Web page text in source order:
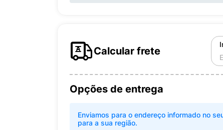
Calcular frete
Opções de entrega
Enviamos para o endereço informado no
para a sua região.